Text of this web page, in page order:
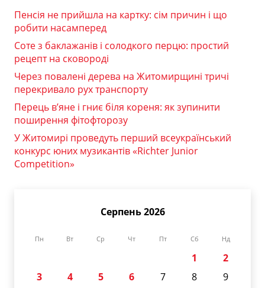
Пенсія не прийшла на картку: сім причин і що
робити насамперед
Соте з баклажанів і солодкого перцю: простий
рецепт на сковороді
Через повалені дерева на Житомирщині тричі
перекривало рух транспорту
Перець в’яне і гниє біля кореня: як зупинити
поширення фітофторозу
У Житомирі проведуть перший всеукраїнський
конкурс юних музикантів «Richter Junior
Competition»
Серпень 2026
Пн Вт Ср Чт Пт Сб Нд
1
2
3
4 5 6 7 8
9